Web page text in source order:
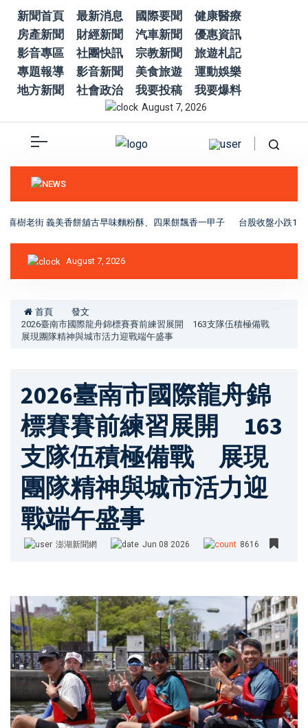
新聞首頁 最新消息 國際要聞
健康醫療
房產新聞
財經新聞 汽車新聞
優惠資訊
影音專區
社團快訊 宗教新聞
旅遊札記
專題報導
影音新聞 美食旅遊
運動娛樂
地方新聞
社會政治 我要投稿 我要爆料
August 7, 2026
樹老街 義美香餅舖古早味麵粉酥、四果餅飄香一甲子 台股收盤小跌170
August 7, 2026
首頁
發文
2026臺南市國際龍舟錦標賽賽前練習展開 163支隊伍積極備戰
展現團隊精神與城市活力迎戰端午盛事
2026臺南市國際龍舟錦
標賽賽前練習展開 163
支隊伍積極備戰 展現
團隊精神與城市活力迎
戰端午盛事
澎湖新聞網 Jun 08 2026 8616